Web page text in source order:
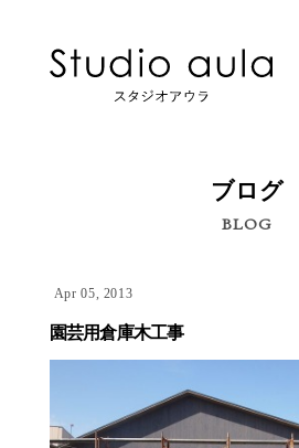
ブログ
BLOG
Apr 05, 2013
園芸用倉庫木工事